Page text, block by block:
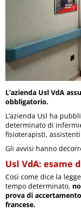
L’azienda Usl VdA
obbligatorio.
L’azienda Usl ha
determinato di
fisioterapisti,
Gli avvisi hanno
Usl VdA: esame
Così come dice la
tempo determinato,
prova di
francese.